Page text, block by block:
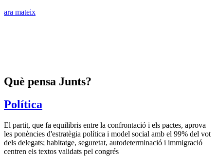
ara mateix
Què pensa Junts?
Política
El partit, que fa equilibris entre la confrontació i els pactes, aprova
les ponències d'estratègia política i model social amb el 99% del vot
dels delegats; habitatge, seguretat, autodeterminació i immigració
centren els textos validats pel congrés